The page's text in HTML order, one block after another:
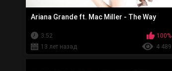
Ariana Grande ft. Mac Miller - The Way
3:52
100%
13 лет назад
4 489